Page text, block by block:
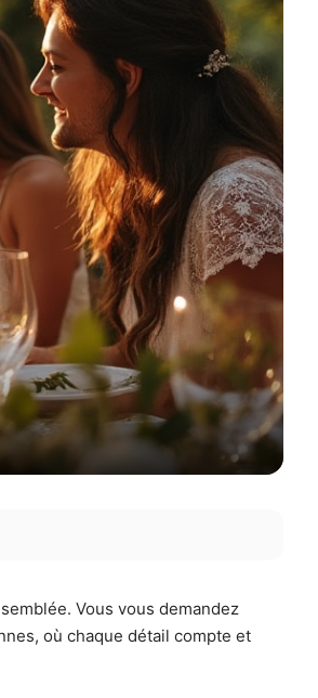
Vous vous demandez
où chaque détail compte et